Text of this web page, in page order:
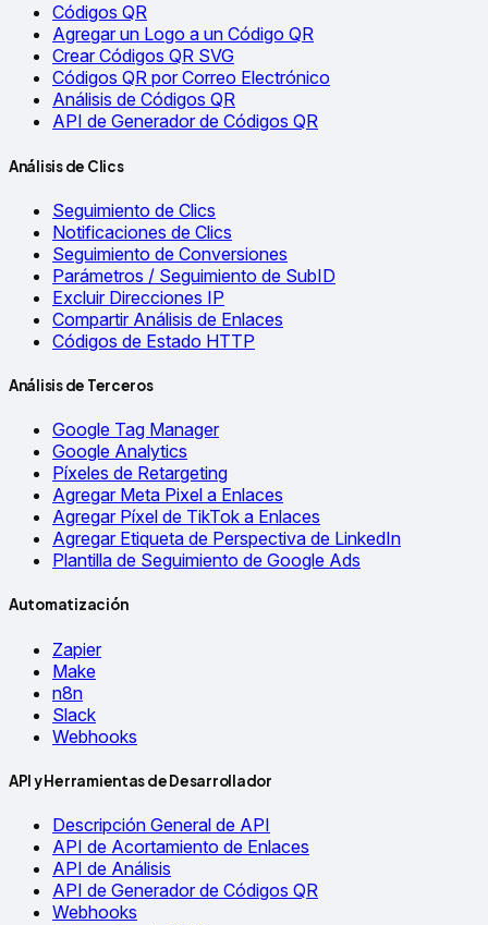
Códigos QR
Agregar un Logo a un Código QR
Crear Códigos QR SVG
Códigos QR por Correo Electrónico
Análisis de Códigos QR
API de Generador de Códigos QR
Análisis de Clics
Seguimiento de Clics
Notificaciones de Clics
Seguimiento de Conversiones
Parámetros / Seguimiento de SubID
Excluir Direcciones IP
Compartir Análisis de Enlaces
Códigos de Estado HTTP
Análisis de Terceros
Google Tag Manager
Google Analytics
Píxeles de Retargeting
Agregar Meta Pixel a Enlaces
Agregar Píxel de TikTok a Enlaces
Agregar Etiqueta de Perspectiva de LinkedIn
Plantilla de Seguimiento de Google Ads
Automatización
Zapier
Make
n8n
Slack
Webhooks
API y Herramientas de Desarrollador
Descripción General de API
API de Acortamiento de Enlaces
API de Análisis
API de Generador de Códigos QR
Webhooks